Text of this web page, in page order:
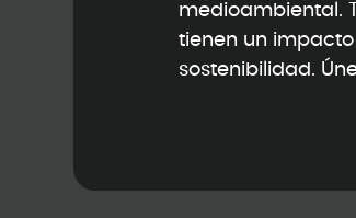
medioambiental.
tienen un
sostenibilidad.